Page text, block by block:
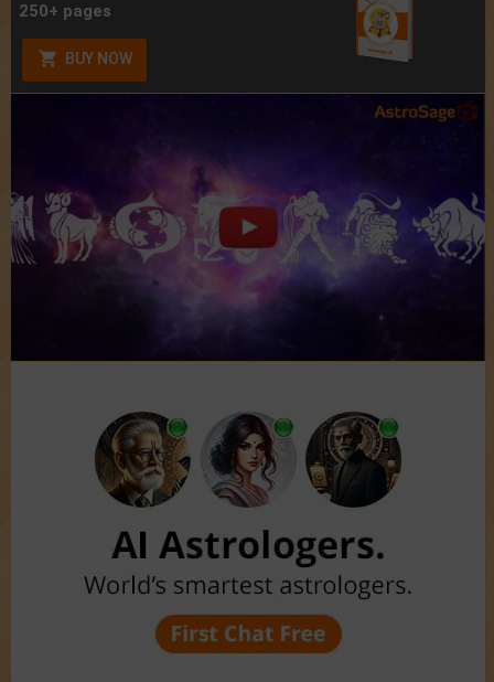
250+ pages
BUY NOW